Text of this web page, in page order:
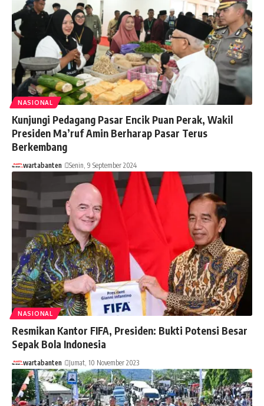
NASIONAL
Kunjungi Pedagang Pasar Encik Puan Perak, Wakil
Presiden Ma’ruf Amin Berharap Pasar Terus
Berkembang
wartabanten Senin, 9 September 2024
NASIONAL
Resmikan Kantor FIFA, Presiden: Bukti Potensi Besar
Sepak Bola Indonesia
wartabanten Jumat, 10 November 2023